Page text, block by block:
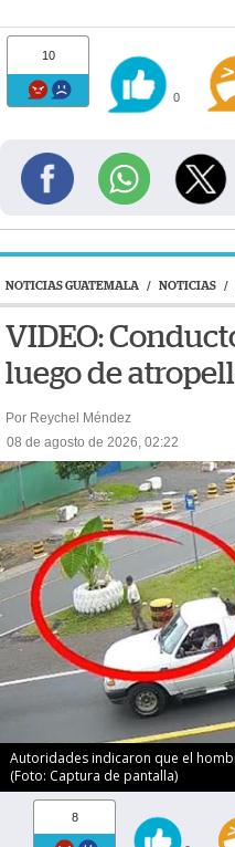
10
0
NOTICIAS GUATEMALA / NOTICIAS /
VIDEO:
luego de
Por Reychel Méndez
08 de agosto de 2026, 02:22
Autoridades indicaron que el
(Foto: Captura de pantalla)
8